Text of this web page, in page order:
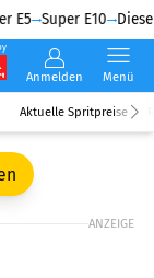
E5 Super E10 Diesel
Anmelden Menü
Aktuelle Spritpreise
ANZEIGE